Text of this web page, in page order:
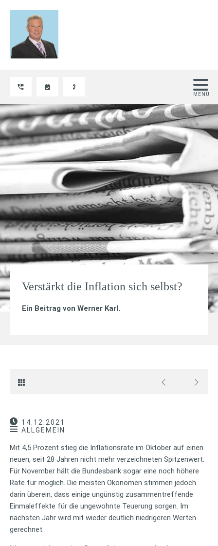
Verstärkt die Inflation sich selbst?
Ein Beitrag von Werner Karl.
14.12.2021
ALLGEMEIN
Mit 4,5 Prozent stieg die Inflationsrate im Oktober auf einen
neuen, seit 28 Jahren nicht mehr verzeichneten Spitzenwert.
Für November hält die Bundesbank sogar eine noch höhere
Rate für möglich. Die meisten Ökonomen stimmen jedoch
darin überein, dass einige ungünstig zusammentreffende
Einmaleffekte für die ungewohnte Teuerung sorgen. Im
nächsten Jahr wird mit wieder deutlich niedrigeren Werten
gerechnet.